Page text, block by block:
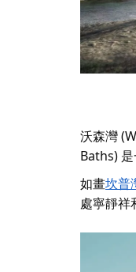
沃森灣
Baths)
如畫坎普
處寧靜祥